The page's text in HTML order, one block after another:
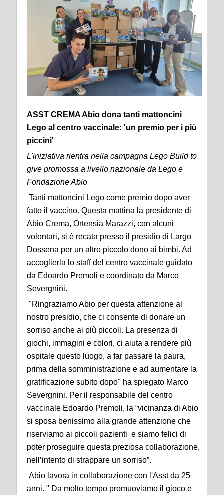
ASST CREMA Abio dona tanti mattoncini
Lego al centro vaccinale: 'un premio per i più
piccini'
L'iniziativa rientra nella campagna Lego Build to
give promossa a livello nazionale da Lego e
Fondazione Abio
Tanti mattoncini Lego come premio dopo aver
fatto il vaccino. Questa mattina la presidente di
Abio Crema, Ortensia Marazzi, con alcuni
volontari, si è recata presso il presidio di Largo
Dossena per un altro piccolo dono ai bimbi. Ad
accoglierla lo staff del centro vaccinale guidato
da Edoardo Premoli e coordinato da Marco
Severgnini.
"Ringraziamo Abio per questa attenzione al
nostro presidio, che ci consente di donare un
sorriso anche ai più piccoli. La presenza di
giochi, immagini e colori, ci aiuta a rendere più
ospitale questo luogo, a far passare la paura,
prima della somministrazione e ad aumentare la
gratificazione subito dopo" ha spiegato Marco
Severgnini. Per il responsabile del centro
vaccinale Edoardo Premoli, la “vicinanza di Abio
si sposa benissimo alla grande attenzione che
riserviamo ai piccoli pazienti e siamo felici di
poter proseguire questa preziosa collaborazione,
nell’intento di strappare un sorriso”.
Abio lavora in collaborazione con l'Asst da 25
anni. " Da molto tempo promuoviamo il gioco e